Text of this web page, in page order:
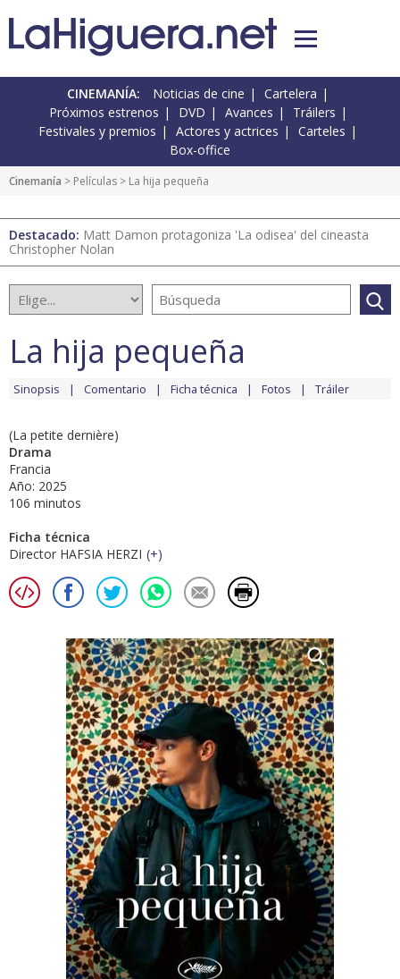
CINEMANÍA: Noticias de cine
Cartelera
Próximos estrenos
DVD Avances
Tráilers
Festivales y premios
Actores y actrices
Carteles
Box-office
Cinemanía > Películas > La hija pequeña
Destacado: Matt Damon protagoniza 'La odisea' del cineasta
Christopher Nolan
La hija pequeña
Sinopsis Comentario Ficha técnica Fotos Tráiler
(La petite dernière)
Drama
Francia
Año: 2025
106 minutos
Ficha técnica
Director HAFSIA HERZI (+)